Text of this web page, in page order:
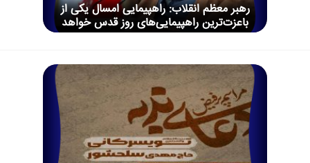
رهبر معظم انقلاب: راهپیمایی امسال یکی از
باعزت‌ترین راهپیمایی‌های روز قدس خواهد
بود